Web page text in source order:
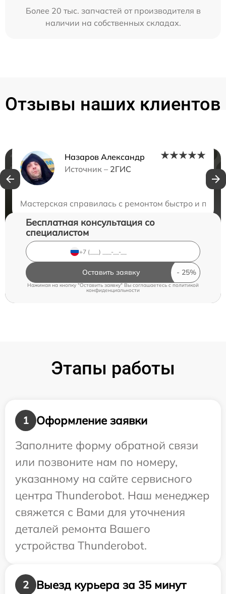
Более 20 тыс. запчастей от производителя в
наличии на собственных складах.
Отзывы наших клиентов
Назаров Александр
Источник – 2ГИС
Мастерская справилась с ремонтом быстро и
Нужна консультация?
Бесплатная консультация со
специалистом
Оставить заявку
Нажимая на кнопку "Оставить заявку" Вы соглашаетесь cполитикой
конфиденциальности
Этапы работы
1
Оформление заявки
Заполните форму обратной связи
или позвоните нам по номеру,
указанному на сайте сервисного
центра Thunderobot. Наш менеджер
свяжется с Вами для уточнения
деталей ремонта Вашего
устройства Thunderobot.
2 Выезд курьера за 35 минут